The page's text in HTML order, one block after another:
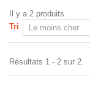
Il y a 2 produits.
Tri
Résultats 1 - 2 sur 2.